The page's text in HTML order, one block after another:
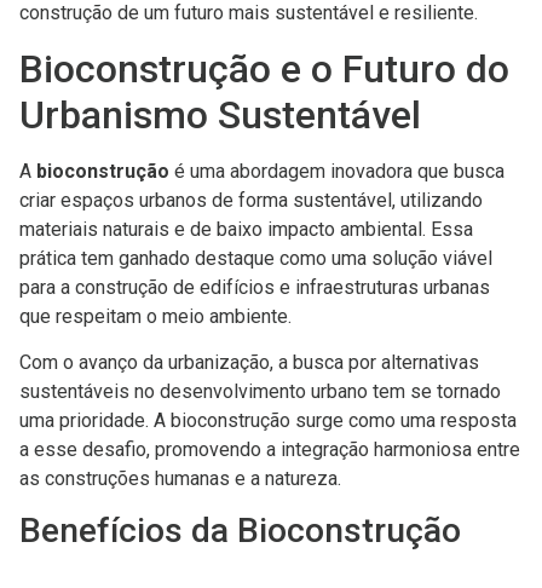
construção de um futuro mais sustentável e resiliente.
Bioconstrução e o Futuro do
Urbanismo Sustentável
A bioconstrução é uma abordagem inovadora que busca
criar espaços urbanos de forma sustentável, utilizando
materiais naturais e de baixo impacto ambiental. Essa
prática tem ganhado destaque como uma solução viável
para a construção de edifícios e infraestruturas urbanas
que respeitam o meio ambiente.
Com o avanço da urbanização, a busca por alternativas
sustentáveis no desenvolvimento urbano tem se tornado
uma prioridade. A bioconstrução surge como uma resposta
a esse desafio, promovendo a integração harmoniosa entre
as construções humanas e a natureza.
Benefícios da Bioconstrução